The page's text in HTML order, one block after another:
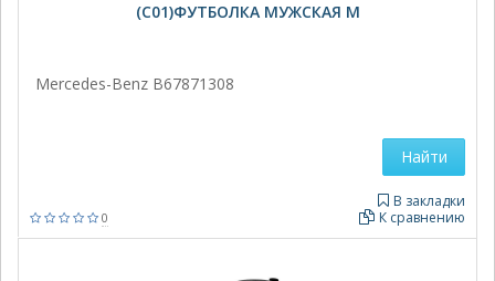
(C01)ФУТБОЛКА МУЖСКАЯ M
Mercedes-Benz B67871308
0
В закладки
К сравнению
Найти